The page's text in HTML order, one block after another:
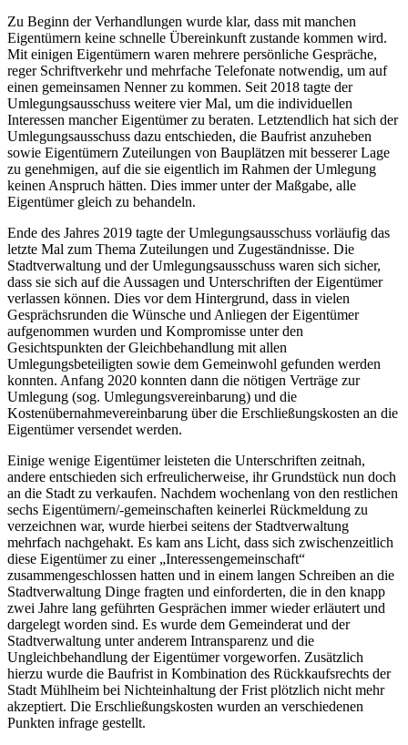
Zu Beginn der Verhandlungen wurde klar, dass mit manchen
Eigentümern keine schnelle Übereinkunft zustande kommen wird.
Mit einigen Eigentümern waren mehrere persönliche Gespräche,
reger Schriftverkehr und mehrfache Telefonate notwendig, um auf
einen gemeinsamen Nenner zu kommen. Seit 2018 tagte der
Umlegungsausschuss weitere vier Mal, um die individuellen
Interessen mancher Eigentümer zu beraten. Letztendlich hat sich der
Umlegungsausschuss dazu entschieden, die Baufrist anzuheben
sowie Eigentümern Zuteilungen von Bauplätzen mit besserer Lage
zu genehmigen, auf die sie eigentlich im Rahmen der Umlegung
keinen Anspruch hätten. Dies immer unter der Maßgabe, alle
Eigentümer gleich zu behandeln.
Ende des Jahres 2019 tagte der Umlegungsausschuss vorläufig das
letzte Mal zum Thema Zuteilungen und Zugeständnisse. Die
Stadtverwaltung und der Umlegungsausschuss waren sich sicher,
dass sie sich auf die Aussagen und Unterschriften der Eigentümer
verlassen können. Dies vor dem Hintergrund, dass in vielen
Gesprächsrunden die Wünsche und Anliegen der Eigentümer
aufgenommen wurden und Kompromisse unter den
Gesichtspunkten der Gleichbehandlung mit allen
Umlegungsbeteiligten sowie dem Gemeinwohl gefunden werden
konnten. Anfang 2020 konnten dann die nötigen Verträge zur
Umlegung (sog. Umlegungsvereinbarung) und die
Kostenübernahmevereinbarung über die Erschließungskosten an die
Eigentümer versendet werden.
Einige wenige Eigentümer leisteten die Unterschriften zeitnah,
andere entschieden sich erfreulicherweise, ihr Grundstück nun doch
an die Stadt zu verkaufen. Nachdem wochenlang von den restlichen
sechs Eigentümern/-gemeinschaften keinerlei Rückmeldung zu
verzeichnen war, wurde hierbei seitens der Stadtverwaltung
mehrfach nachgehakt. Es kam ans Licht, dass sich zwischenzeitlich
diese Eigentümer zu einer „Interessengemeinschaft“
zusammengeschlossen hatten und in einem langen Schreiben an die
Stadtverwaltung Dinge fragten und einforderten, die in den knapp
zwei Jahre lang geführten Gesprächen immer wieder erläutert und
dargelegt worden sind. Es wurde dem Gemeinderat und der
Stadtverwaltung unter anderem Intransparenz und die
Ungleichbehandlung der Eigentümer vorgeworfen. Zusätzlich
hierzu wurde die Baufrist in Kombination des Rückkaufsrechts der
Stadt Mühlheim bei Nichteinhaltung der Frist plötzlich nicht mehr
akzeptiert. Die Erschließungskosten wurden an verschiedenen
Punkten infrage gestellt.